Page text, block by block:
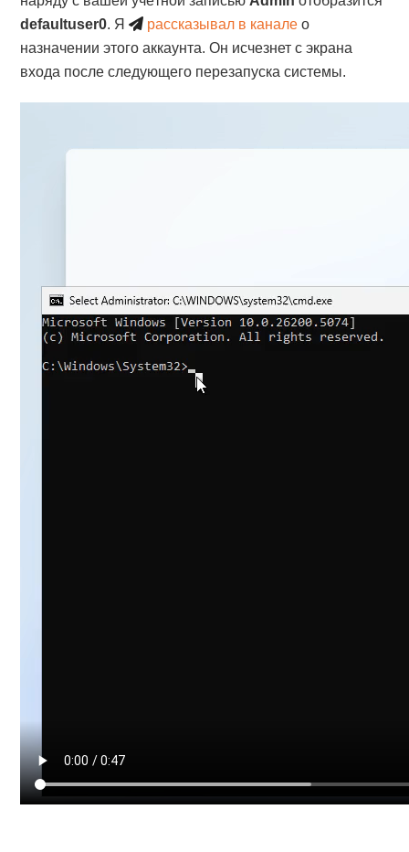
defaultuser0. Я рассказывал в канале о
назначении этого аккаунта. Он исчезнет с экрана
входа после следующего перезапуска системы.